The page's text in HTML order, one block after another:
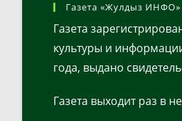
Газета «Жулдыз ИНФО»
Газета
культуры и
года, выдано
Газета выходит раз в